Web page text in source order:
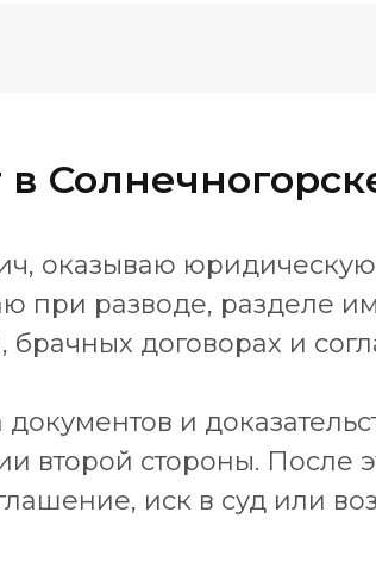
оказываю
при разводе, разделе
брачных договорах и
и
второй стороны.
иск в суд или